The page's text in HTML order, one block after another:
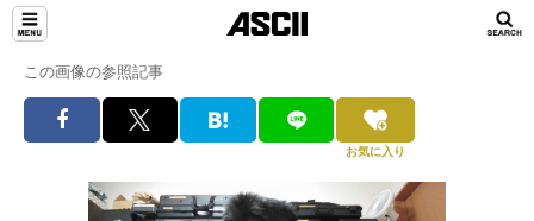
この画像の参照記事
お気に入り